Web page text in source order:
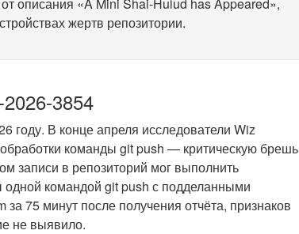
жертв репозитории.
3854
году. В конце апреля исследователи Wiz
команды git push — критическую брешь
записи в репозиторий мог выполнить
командой git push с подделанными
75 минут после получения отчёта, признаков
не выявило.